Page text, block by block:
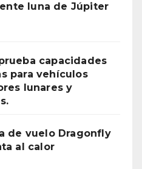
luna de Júpiter
capacidades
para vehículos
lunares y
de vuelo Dragonfly
al calor